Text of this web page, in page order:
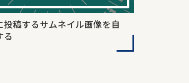
投稿するサムネイル画像を自
る